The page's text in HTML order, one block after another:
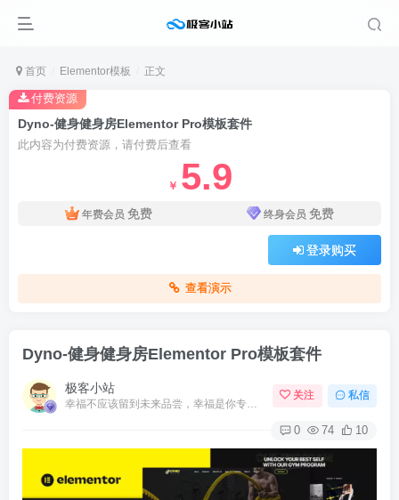
首页 Elementor模板 正文
Dyno-健身健身房Elementor Pro模板套件
此内容为付费资源，请付费后查看
￥ 5.9
年费会员 免费 终身会员 免费
登录购买
查看演示
付费资源
Dyno-健身健身房Elementor Pro模板套件
极客小站
幸福不应该留到未来品尝，幸福是你专门为当下的自己所准备的
关注 私信
0 74 10